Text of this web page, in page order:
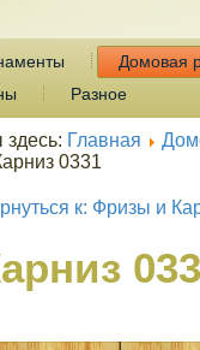
Домовая
Разное
здесь: Главная
0331
к: Фризы и